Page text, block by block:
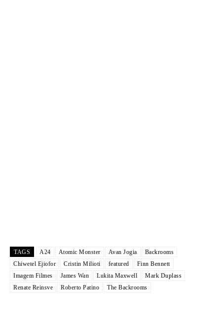
TAGS A24 Atomic Monster Avan Jogia
Backrooms
Chiwetel Ejiofor
Cristin Milioti featured
Finn Bennett
Imagem Filmes
James Wan Lukita Maxwell
Mark Duplass
Renate Reinsve
Roberto Patino The Backrooms